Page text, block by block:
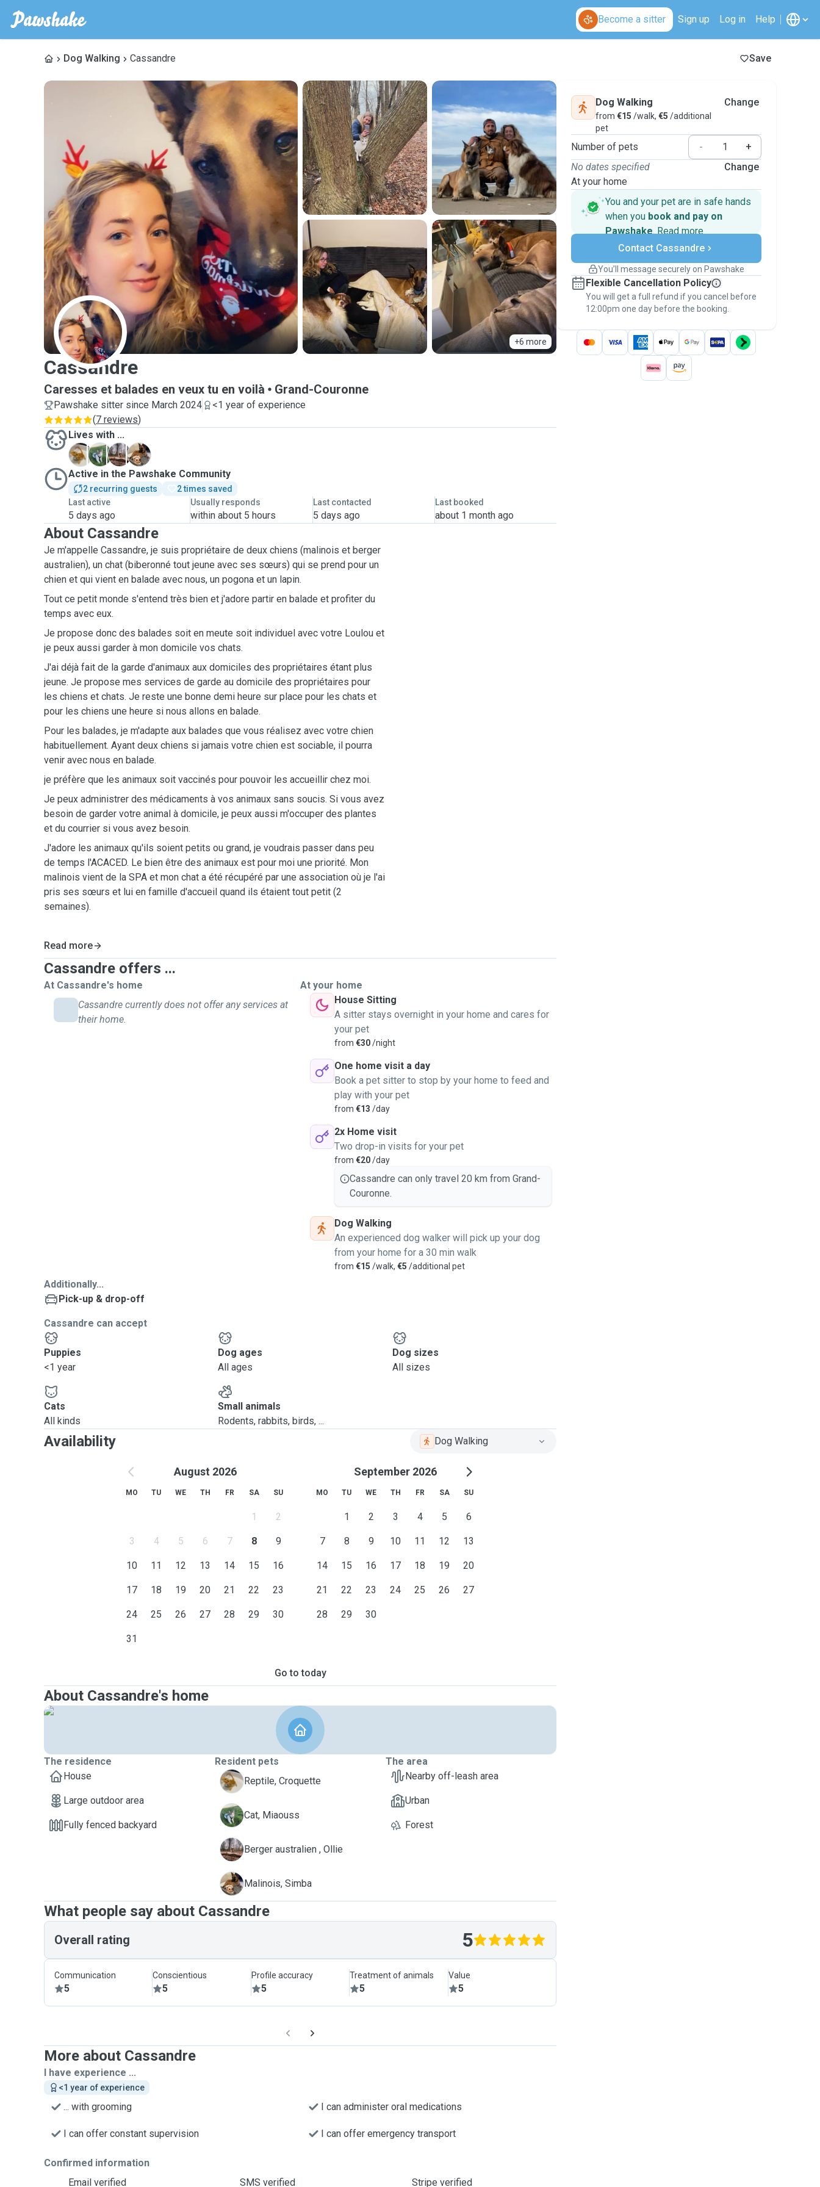
Become a sitter Sign up Log in Help
Dog Walking Cassandre Save
+6 more
C
Cassandre
Caresses et balades en veux tu en voilà Grand-Couronne
Pawshake sitter since March 2024
<1 year of experience
(7 reviews)
Lives with ...
C
M O
S
Active in the Pawshake Community
2 recurring guests
2 times saved
Last active
5 days ago
Usually responds
within about 5 hours
Last contacted
5 days ago
Last booked
about 1 month ago
About Cassandre
Je m'appelle Cassandre, je suis propriétaire de deux chiens (malinois et berger
australien), un chat (biberonné tout jeune avec ses sœurs) qui se prend pour un
chien et qui vient en balade avec nous, un pogona et un lapin.
Tout ce petit monde s'entend très bien et j'adore partir en balade et profiter du
temps avec eux.
Je propose donc des balades soit en meute soit individuel avec votre Loulou et
je peux aussi garder à mon domicile vos chats.
J'ai déjà fait de la garde d'animaux aux domiciles des propriétaires étant plus
jeune. Je propose mes services de garde au domicile des propriétaires pour
les chiens et chats. Je reste une bonne demi heure sur place pour les chats et
pour les chiens une heure si nous allons en balade.
Pour les balades, je m'adapte aux balades que vous réalisez avec votre chien
habituellement. Ayant deux chiens si jamais votre chien est sociable, il pourra
venir avec nous en balade.
je préfère que les animaux soit vaccinés pour pouvoir les accueillir chez moi.
Je peux administrer des médicaments à vos animaux sans soucis. Si vous avez
besoin de garder votre animal à domicile, je peux aussi m'occuper des plantes
et du courrier si vous avez besoin.
J'adore les animaux qu'ils soient petits ou grand, je voudrais passer dans peu
de temps l'ACACED. Le bien être des animaux est pour moi une priorité. Mon
malinois vient de la SPA et mon chat a été récupéré par une association où je l'ai
pris ses sœurs et lui en famille d'accueil quand ils étaient tout petit (2
semaines).
Read more
Cassandre offers ...
At Cassandre's home
Cassandre currently does not offer any services at
their home.
At your home
House Sitting
A sitter stays overnight in your home and cares for
your pet
from €30/night
One home visit a day
Book a pet sitter to stop by your home to feed and
play with your pet
from €13 /day
2x Home visit
Two drop-in visits for your pet
from €20/day
Cassandre can only travel 20 km from Grand-
Couronne.
Dog Walking
An experienced dog walker will pick up your dog
from your home for a 30 min walk
from €15 /walk, €5 /additional pet
Additionally...
Pick-up & drop-off
Cassandre can accept
Puppies
<1 year
Dog ages
All ages
Dog sizes
All sizes
Cats
All kinds
Small animals
Rodents, rabbits, birds, ...
Availability Dog Walking
August 2026
MO TU WE TH FR SA SU
1 2
3 4 5 6 7 8 9
10 11 12 13 14 15 16
17 18 19 20 21 22 23
24 25 26 27 28 29 30
31
September 2026
MO TU WE TH FR SA SU
1 2 3 4 5 6
7 8 9 10 11 12 13
14 15 16 17 18 19 20
21 22 23 24 25 26 27
28 29 30
Go to today
About Cassandre's home
The residence
House
Large outdoor area
Fully fenced backyard
Resident pets
C
Reptile, Croquette
M Cat, Miaouss
O Berger australien , Ollie
S Malinois, Simba
The area
Nearby off-leash area
Urban
Forest
What people say about Cassandre
Overall rating 5
Communication
5
Conscientious
5
Profile accuracy
5
Treatment of animals
5
Value
5
More about Cassandre
I have experience ...
<1 year of experience
... with grooming I can administer oral medications
I can offer constant supervision I can offer emergency transport
Confirmed information
Email verified
SMS verified Stripe verified
Dog Walking
from €15 /walk, €5 /additional
pet
Change
Number of pets -
+
No dates specified
At your home
Change
You and your pet are in safe hands
when you book and pay on
Pawshake. Read more
Secure payments
Support if plans change
Keep everything on Pawshake - from first
message, to payment - to stay covered by
thePawshake Guarantee.
Contact Cassandre
You’ll message securely on Pawshake
Flexible Cancellation Policy
You will get a full refund if you cancel before
12:00pm one day before the booking.